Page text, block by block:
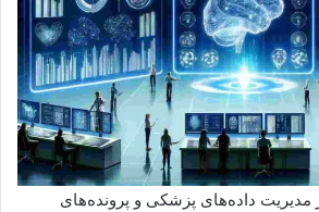
داده‌های پزشکی و پرونده‌های